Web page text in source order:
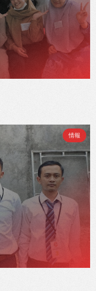
情報